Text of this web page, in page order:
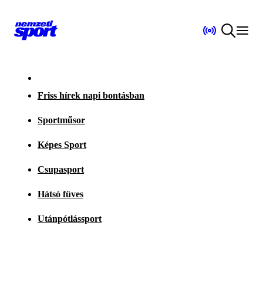
Friss hírek napi bontásban
Sportműsor
Képes Sport
Csupasport
Hátsó füves
Utánpótlássport